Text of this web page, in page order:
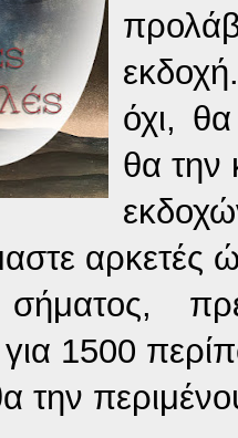
όχι,
θα την
αρκετές
σήματος,
1500
την